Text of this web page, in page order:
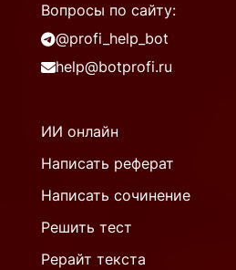
Вопросы по сайту:
@profi_help_bot
help@botprofi.ru
ИИ онлайн
Написать реферат
Написать сочинение
Решить тест
Рерайт текста